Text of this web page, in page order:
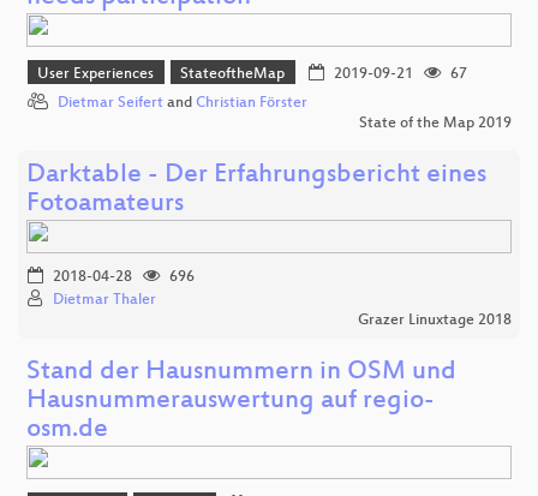
User Experiences StateoftheMap 2019-09-21
67
Dietmar Seifert and Christian Förster
State of the Map 2019
Darktable - Der Erfahrungsbericht eines
Fotoamateurs
2018-04-28
696
Dietmar Thaler
Grazer Linuxtage 2018
Stand der Hausnummern in OSM und
Hausnummerauswertung auf regio-
osm.de